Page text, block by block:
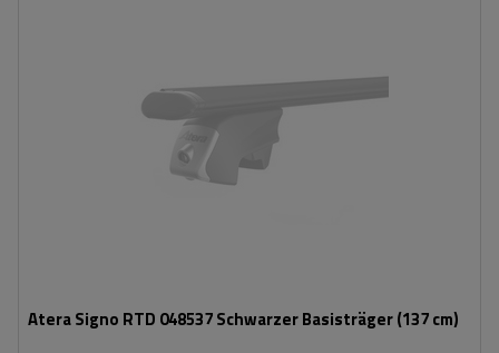
Atera Signo RTD 048537 Schwarzer Basisträger (137 cm)